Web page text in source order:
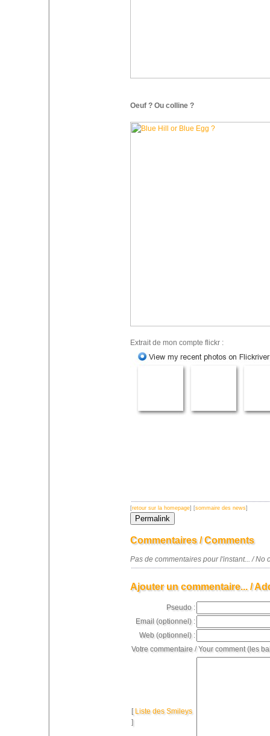
Oeuf ? Ou colline ?
Extrait de mon compte flickr :
[retour sur la homepage] [sommaire des news]
Commentaires / Comments
Pas de commentaires pour l'instant... / No
Ajouter un commentaire... /
Pseudo :
Email (optionnel) :
Web (optionnel) :
Votre commentaire / Your comment (les
[ Liste des Smileys
]